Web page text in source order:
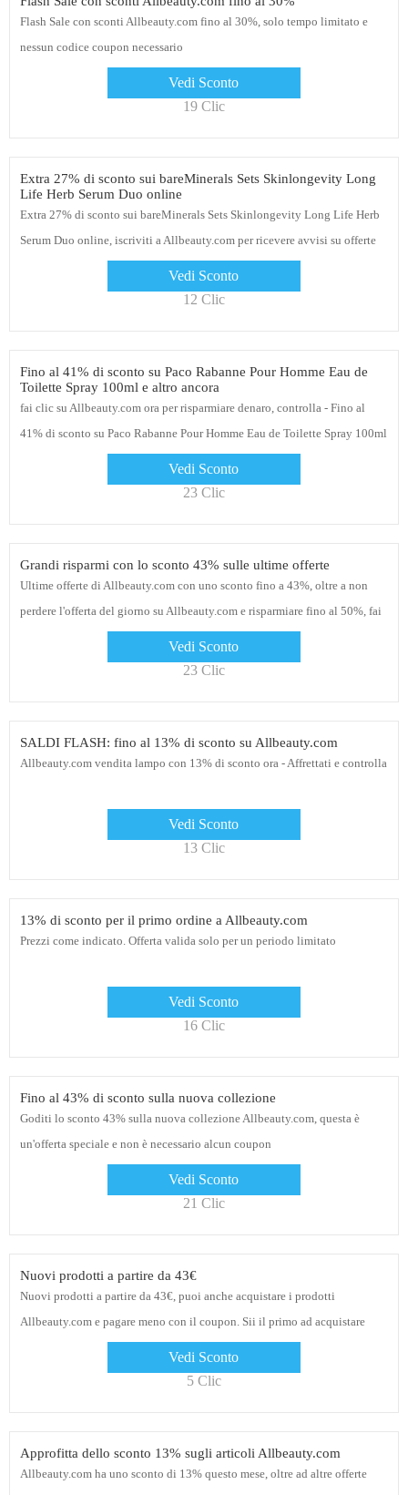
Flash Sale con sconti Allbeauty.com fino al 30%, solo tempo limitato e
nessun codice coupon necessario
Vedi Sconto
19 Clic
Extra 27% di sconto sui bareMinerals Sets Skinlongevity Long
Life Herb Serum Duo online
Extra 27% di sconto sui bareMinerals Sets Skinlongevity Long Life Herb
Serum Duo online, iscriviti a Allbeauty.com per ricevere avvisi su offerte
Vedi Sconto
12 Clic
Fino al 41% di sconto su Paco Rabanne Pour Homme Eau de
Toilette Spray 100ml e altro ancora
fai clic su Allbeauty.com ora per risparmiare denaro, controlla - Fino al
41% di sconto su Paco Rabanne Pour Homme Eau de Toilette Spray 100ml
Vedi Sconto
23 Clic
Grandi risparmi con lo sconto 43% sulle ultime offerte
Ultime offerte di Allbeauty.com con uno sconto fino a 43%, oltre a non
perdere l'offerta del giorno su Allbeauty.com e risparmiare fino al 50%, fai
Vedi Sconto
23 Clic
SALDI FLASH: fino al 13% di sconto su Allbeauty.com
Allbeauty.com vendita lampo con 13% di sconto ora - Affrettati e controlla
Vedi Sconto
13 Clic
13% di sconto per il primo ordine a Allbeauty.com
Prezzi come indicato. Offerta valida solo per un periodo limitato
Vedi Sconto
16 Clic
Fino al 43% di sconto sulla nuova collezione
Goditi lo sconto 43% sulla nuova collezione Allbeauty.com, questa è
un'offerta speciale e non è necessario alcun coupon
Vedi Sconto
21 Clic
Nuovi prodotti a partire da 43€
Nuovi prodotti a partire da 43€, puoi anche acquistare i prodotti
Allbeauty.com e pagare meno con il coupon. Sii il primo ad acquistare
Vedi Sconto
5 Clic
Approfitta dello sconto 13% sugli articoli Allbeauty.com
Allbeauty.com ha uno sconto di 13% questo mese, oltre ad altre offerte